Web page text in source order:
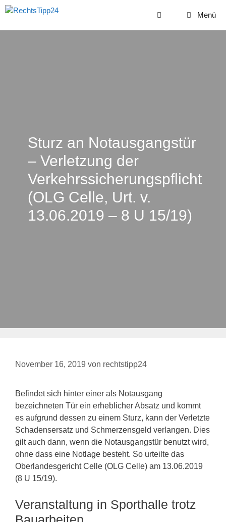
Zum
springen
Menü
Sturz an Notausgangstür
– Verletzung der
Verkehrssicherungspflicht
(OLG Celle, Urt. v.
13.06.2019 – 8 U 15/19)
November 16, 2019 von rechtstipp24
Befindet sich hinter einer als Notausgang
bezeichneten Tür ein erheblicher Absatz und kommt
es aufgrund dessen zu einem Sturz, kann der Verletzte
Schadensersatz und Schmerzensgeld verlangen. Dies
gilt auch dann, wenn die Notausgangstür benutzt wird,
ohne dass eine Notlage besteht. So urteilte das
Oberlandesgericht Celle (OLG Celle) am 13.06.2019
(8 U 15/19).
Veranstaltung in Sporthalle trotz